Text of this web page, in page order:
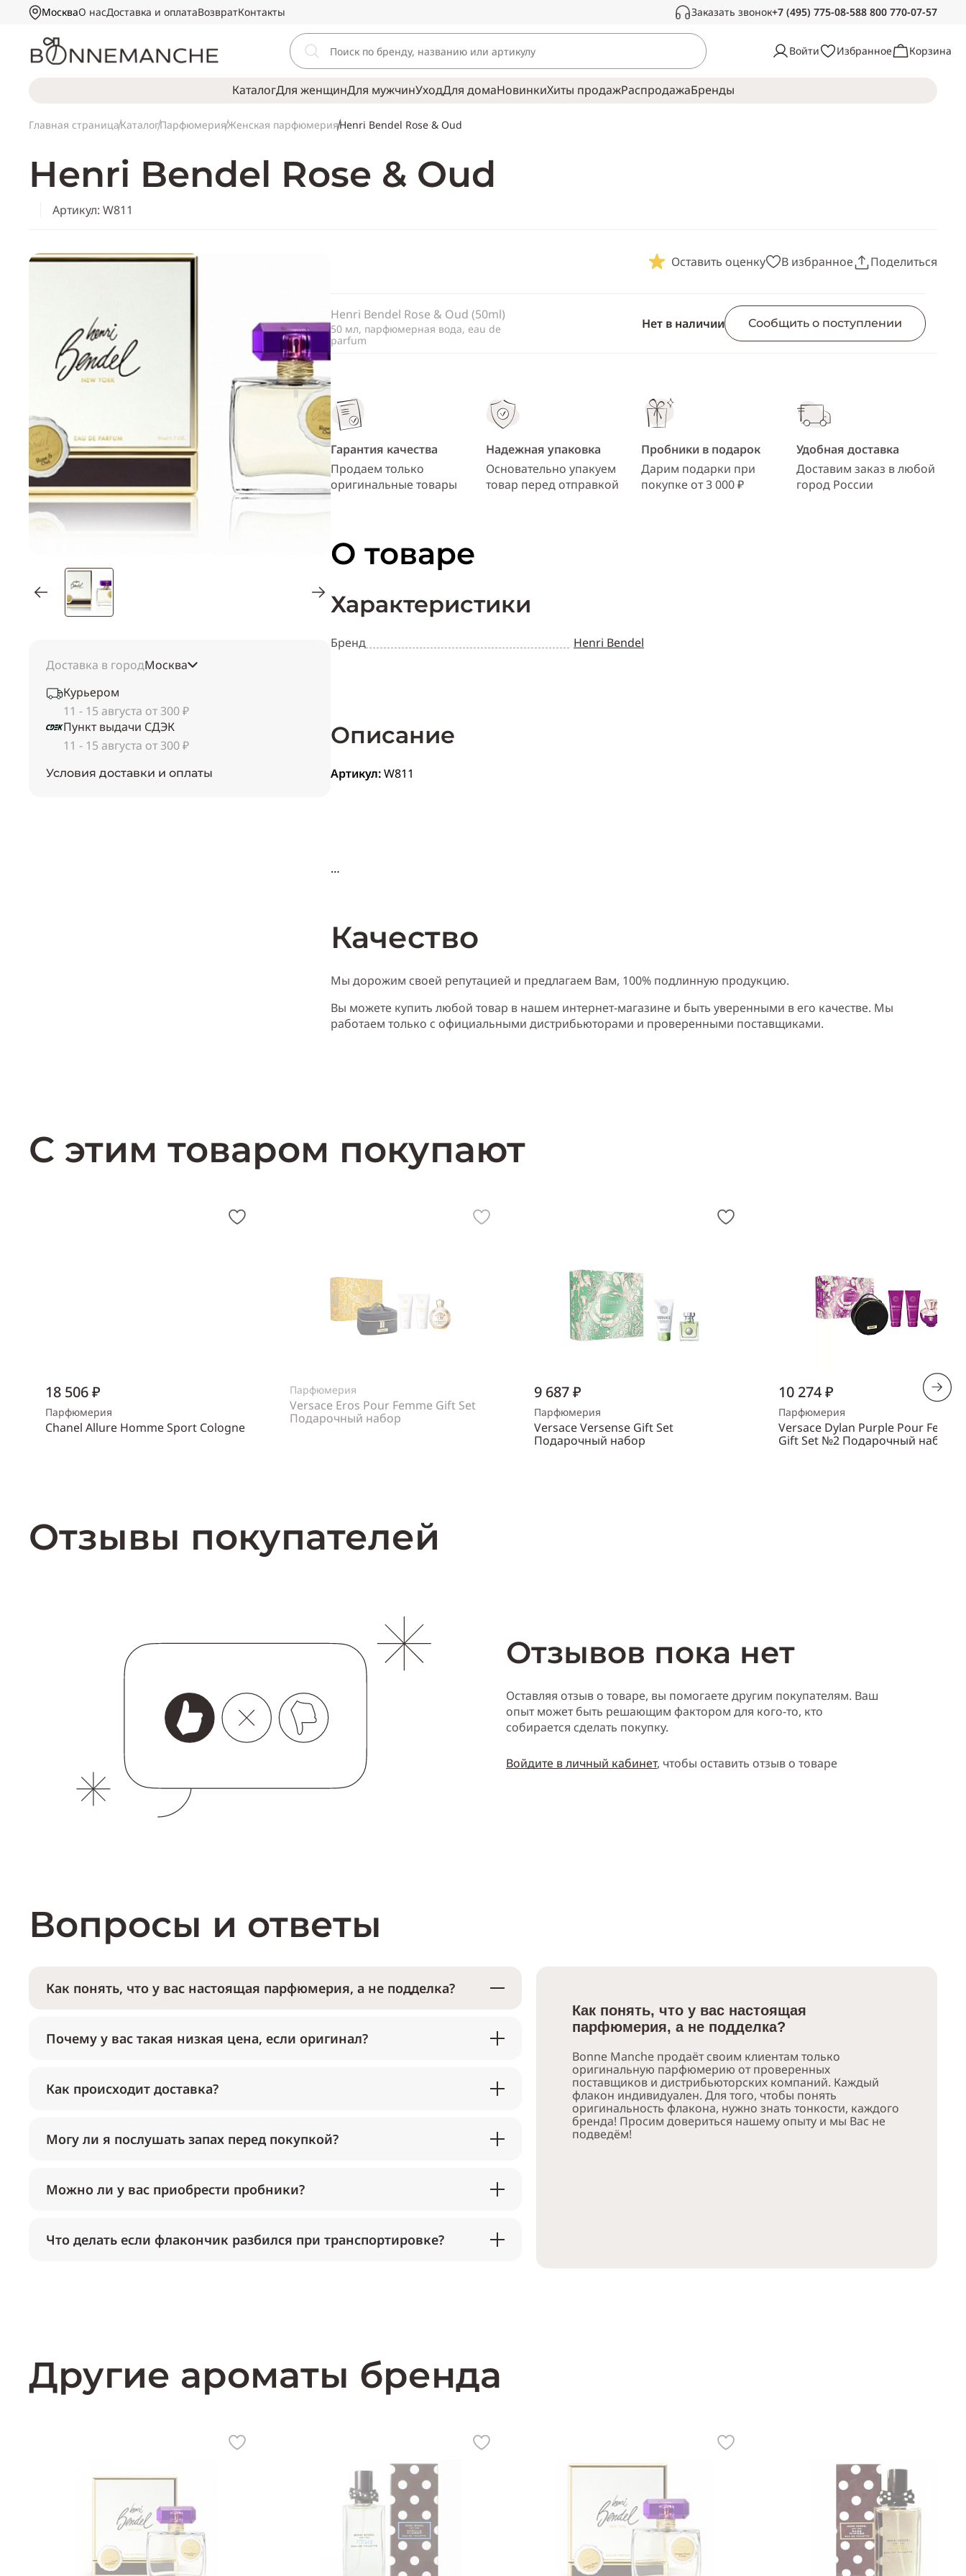
МоскваО насДоставка и оплатаВозвратКонтакты Заказать звонок+7 (495) 775-08-588 800 770-07-57
Связаться с нами
ответим на ваши вопросы
Войти Избранное Корзина
КаталогДля женщинДля мужчинУходДля домаНовинкиХиты продажРаспродажаБрeнды
Главная страницаКаталогПарфюмерияЖенская парфюмерияHenri Bendel Rose & Oud
Henri Bendel Rose & Oud
Артикул: W811
Доставка в городМосква
Курьером
11 - 15 августа от 300 ₽
Пункт выдачи СДЭК
11 - 15 августа от 300 ₽
Условия доставки и оплаты
Оставить оценку В избранное Поделиться
Скопировать
ссылку
Одноклассники
Henri Bendel Rose & Oud (50ml)
50 мл, парфюмерная вода, eau de
parfum
Нет в наличии Сообщить о поступлении
Гарантия качества
Продаем только
оригинальные товары
Надежная упаковка
Основательно упакуем
товар перед отправкой
Пробники в подарок
Дарим подарки при
покупке от 3 000 ₽
Удобная доставка
Доставим заказ в любой
город России
О товаре
Характеристики
Бренд Henri Bendel
Описание
Артикул:W811
Качество
Мы дорожим своей репутацией и предлагаем Вам, 100% подлинную продукцию.
Вы можете купить любой товар в нашем интернет-магазине и быть уверенными в его качестве. Мы
работаем только с официальными дистрибьюторами и проверенными поставщиками.
С этим товаром покупают
18 506 ₽
Парфюмерия
Chanel Allure Homme Sport Cologne
Парфюмерия
Versace Eros Pour Femme Gift Set
Подарочный набор
9 687 ₽
Парфюмерия
Versace Versense Gift Set
Подарочный набор
10 274 ₽
Парфюмерия
Versace Dylan Purple Pour Femme
Gift Set №2 Подарочный набор
Отзывы покупателей
Отзывов пока нет
Оставляя отзыв о товаре, вы помогаете другим покупателям. Ваш
опыт может быть решающим фактором для кого-то, кто
собирается сделать покупку.
Войдите в личный кабинет, чтобы оставить отзыв о товаре
Вопросы и ответы
Как понять, что у вас настоящая парфюмерия, а не подделка?
Почему у вас такая низкая цена, если оригинал?
Как происходит доставка?
Могу ли я послушать запах перед покупкой?
Можно ли у вас приобрести пробники?
Что делать если флакончик разбился при транспортировке?
Как понять, что у вас настоящая
парфюмерия, а не подделка?
Bonne Manche продаёт своим клиентам только
оригинальную парфюмерию от проверенных
поставщиков и дистрибьюторских компаний. Каждый
флакон индивидуален. Для того, чтобы понять
оригинальность флакона, нужно знать тонкости, каждого
бренда! Просим довериться нашему опыту и мы Вас не
подведём!
Другие ароматы бренда